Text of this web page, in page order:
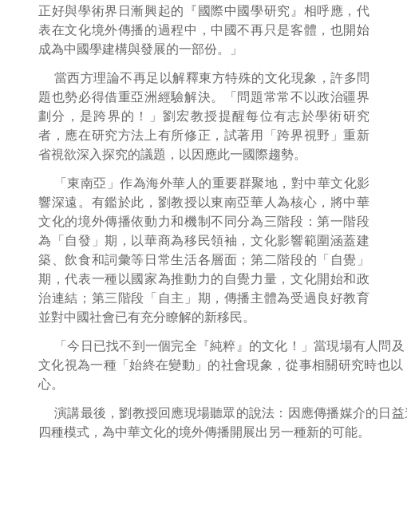
正好與學術界日漸興起的『國際中國學研究』相呼應，代
表在文化境外傳播的過程中，中國不再只是客體，也開始
成為中國學建構與發展的一部份。」
當西方理論不再足以解釋東方特殊的文化現象，許多問
題也勢必得借重亞洲經驗解決。「問題常常不以政治疆界
劃分，是跨界的！」劉宏教授提醒每位有志於學術研究
者，應在研究方法上有所修正，試著用「跨界視野」重新
省視欲深入探究的議題，以因應此一國際趨勢。
「東南亞」作為海外華人的重要群聚地，對中華文化影
響深遠。有鑑於此，劉教授以東南亞華人為核心，將中華
文化的境外傳播依動力和機制不同分為三階段：第一階段
為「自發」期，以華商為移民領袖，文化影響範圍涵蓋建
築、飲食和詞彙等日常生活各層面；第二階段的「自覺」
期，代表一種以國家為推動力的自覺力量，文化開始和政
治連結；第三階段「自主」期，傳播主體為受過良好教育
並對中國社會已有充分瞭解的新移民。
「今日已找不到一個完全『純粹』的文化！」當現場有人問
文化視為一種「始終在變動」的社會現象，從事相關研究時也
心。
演講最後，劉教授回應現場聽眾的說法：因應傳播媒介的日
四種模式，為中華文化的境外傳播開展出另一種新的可能。